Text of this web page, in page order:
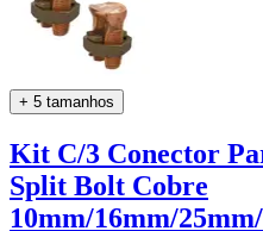
+ 5 tamanhos
Kit C/3 Conector
Split Bolt Cobre
10mm/16mm/